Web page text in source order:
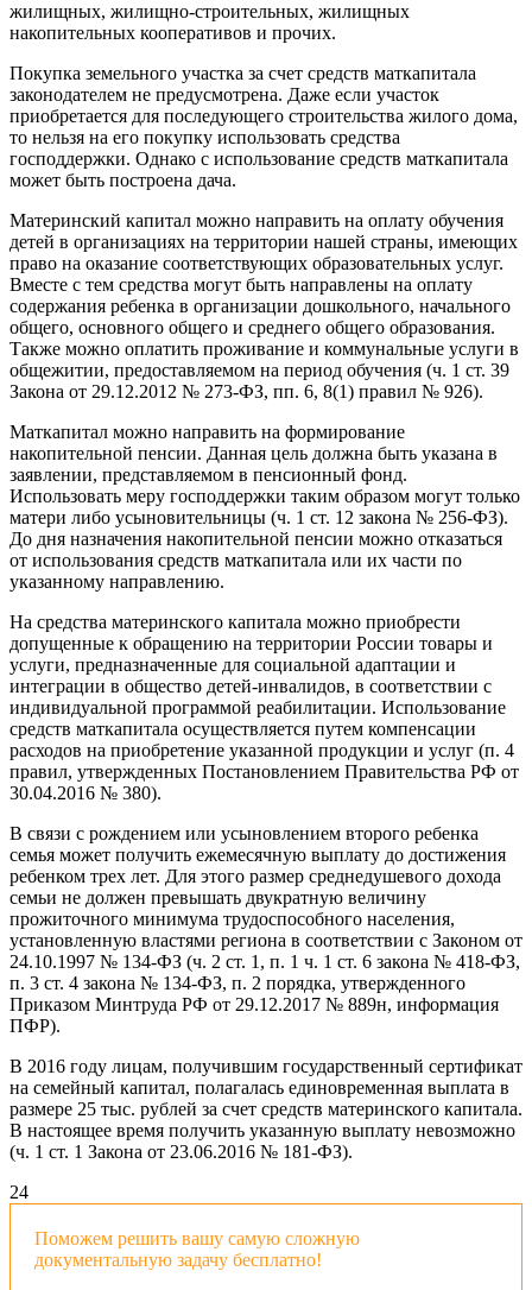
жилищных, жилищно-строительных, жилищных
накопительных кооперативов и прочих.
Покупка земельного участка за счет средств маткапитала
законодателем не предусмотрена. Даже если участок
приобретается для последующего строительства жилого дома,
то нельзя на его покупку использовать средства
господдержки. Однако с использование средств маткапитала
может быть построена дача.
Материнский капитал можно направить на оплату обучения
детей в организациях на территории нашей страны, имеющих
право на оказание соответствующих образовательных услуг.
Вместе с тем средства могут быть направлены на оплату
содержания ребенка в организации дошкольного, начального
общего, основного общего и среднего общего образования.
Также можно оплатить проживание и коммунальные услуги в
общежитии, предоставляемом на период обучения (ч. 1 ст. 39
Закона от 29.12.2012 № 273-ФЗ, пп. 6, 8(1) правил № 926).
Маткапитал можно направить на формирование
накопительной пенсии. Данная цель должна быть указана в
заявлении, представляемом в пенсионный фонд.
Использовать меру господдержки таким образом могут только
матери либо усыновительницы (ч. 1 ст. 12 закона № 256-ФЗ).
До дня назначения накопительной пенсии можно отказаться
от использования средств маткапитала или их части по
указанному направлению.
На средства материнского капитала можно приобрести
допущенные к обращению на территории России товары и
услуги, предназначенные для социальной адаптации и
интеграции в общество детей-инвалидов, в соответствии с
индивидуальной программой реабилитации. Использование
средств маткапитала осуществляется путем компенсации
расходов на приобретение указанной продукции и услуг (п. 4
правил, утвержденных Постановлением Правительства РФ от
30.04.2016 № 380).
В связи с рождением или усыновлением второго ребенка
семья может получить ежемесячную выплату до достижения
ребенком трех лет. Для этого размер среднедушевого дохода
семьи не должен превышать двукратную величину
прожиточного минимума трудоспособного населения,
установленную властями региона в соответствии с Законом от
24.10.1997 № 134-ФЗ (ч. 2 ст. 1, п. 1 ч. 1 ст. 6 закона № 418-ФЗ,
п. 3 ст. 4 закона № 134-ФЗ, п. 2 порядка, утвержденного
Приказом Минтруда РФ от 29.12.2017 № 889н, информация
ПФР).
В 2016 году лицам, получившим государственный сертификат
на семейный капитал, полагалась единовременная выплата в
размере 25 тыс. рублей за счет средств материнского капитала.
В настоящее время получить указанную выплату невозможно
(ч. 1 ст. 1 Закона от 23.06.2016 № 181-ФЗ).
24
Поможем решить вашу самую сложную
документальную задачу бесплатно!